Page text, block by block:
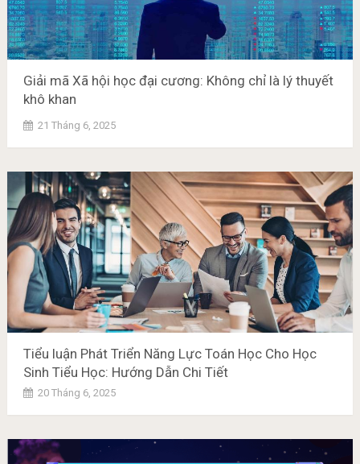
Giải mã Xã hội học đại cương: Không chỉ là lý thuyết
khô khan
21 Tháng 6, 2025
Tiểu luận Phát Triển Năng Lực Toán Học Cho Học
Sinh Tiểu Học: Hướng Dẫn Chi Tiết
20 Tháng 6, 2025